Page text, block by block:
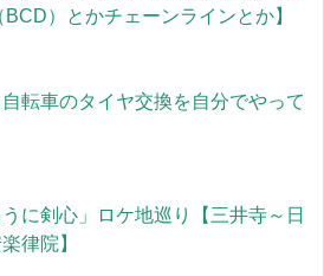
BCD）とかチェーンラインとか】
転車のタイヤ交換を自分でやって
に剣心」ロケ地巡り【三井寺～日
律院】